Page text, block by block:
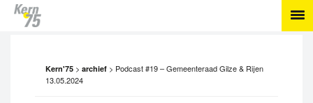
Kern'75 > archief > Podcast #19 – Gemeenteraad Gilze & Rijen
13.05.2024